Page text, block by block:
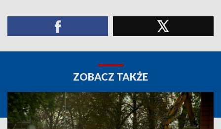
ZOBACZ TAKŻE